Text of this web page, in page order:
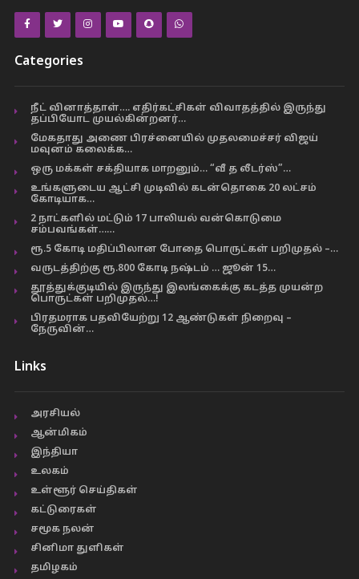
Categories
நீட் வினாத்தாள்…. எதிர்கட்சிகள் விவாதத்தில் இருந்து
தப்பியோட முயல்கின்றனர்…
மேகதாது அணை பிரச்னையில் முதலமைச்சர் விஜய்
மவுனம் கலைக்க…
ஒரு மக்கள் சக்தியாக மாறனும்… “வீ த லீடர்ஸ்”…
உங்களுடைய ஆட்சி முடிவில் கடன்தொகை 20 லட்சம்
கோடியாக…
2 நாட்களில் மட்டும் 17 பாலியல் வன்கொடுமை
சம்பவங்கள்……
ரூ.5 கோடி மதிப்பிலான போதை பொருட்கள் பறிமுதல் –…
வருடத்திற்கு ரூ.800 கோடி நஷ்டம் … ஜூன் 15…
தூத்துக்குடியில் இருந்து இலங்கைக்கு கடத்த முயன்ற
பொருட்கள் பறிமுதல்…!
பிரதமராக பதவியேற்று 12 ஆண்டுகள் நிறைவு –
நேருவின்…
Links
அரசியல்
ஆன்மிகம்
இந்தியா
உலகம்
உள்ளூர் செய்திகள்
கட்டுரைகள்
சமூக நலன்
சினிமா துளிகள்
தமிழகம்